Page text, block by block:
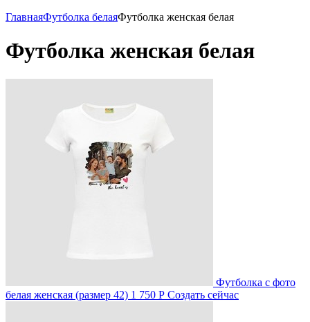
ГлавнаяФутболка белаяФутболка женская белая
Футболка женская белая
Футболка с фото
белая женская (размер 42) 1 750 Р Создать сейчас